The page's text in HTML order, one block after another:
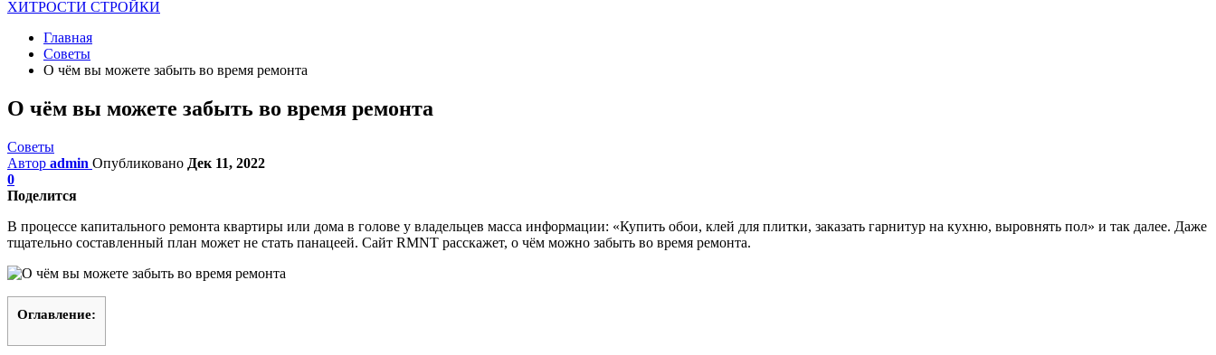
ХИТРОСТИ СТРОЙКИ
Главная
Советы
О чём вы можете забыть во время ремонта
О чём вы можете забыть во время ремонта
Советы
Автор admin Опубликовано Дек 11, 2022
0
Поделится
В процессе капитального ремонта квартиры или дома в голове у владельцев масса информации: «Купить обои, клей для плитки, заказать гарнитур на кухню, выровнять пол» и так далее. Даже
тщательно составленный план может не стать панацеей. Сайт RMNT расскажет, о чём можно забыть во время ремонта.
Оглавление: